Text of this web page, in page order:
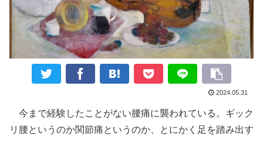
2024.05.31
今まで経験したこと がない腰痛に襲われている。ギック
リ腰というのか関節痛というのか、とにかく足を踏み出す